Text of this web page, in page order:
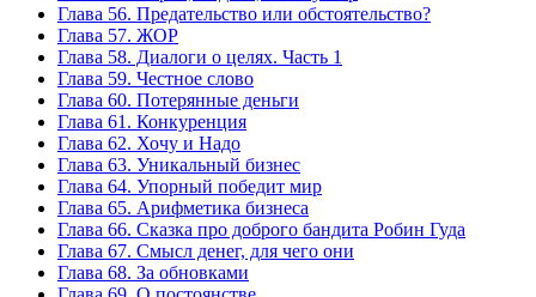
Глава 56. Предательство или обстоятельство?
Глава 57. ЖОР
Глава 58. Диалоги о целях. Часть 1
Глава 59. Честное слово
Глава 60. Потерянные деньги
Глава 61. Конкуренция
Глава 62. Хочу и Надо
Глава 63. Уникальный бизнес
Глава 64. Упорный победит мир
Глава 65. Арифметика бизнеса
Глава 66. Сказка про доброго бандита Робин Гуда
Глава 67. Смысл денег, для чего они
Глава 68. За обновками